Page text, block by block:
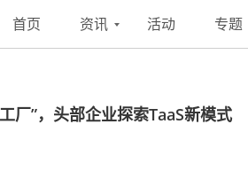
首页 资讯 活动 专题
厂”，头部企业探索TaaS新模式